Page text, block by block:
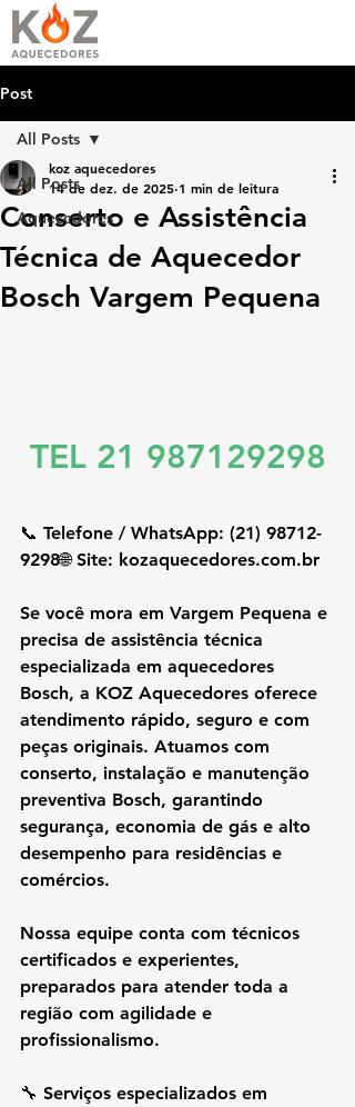
Post
All Posts
Aquecedores
All Posts
Conserto e Assistência
Técnica de Aquecedor
Bosch Vargem Pequena
koz aquecedores
14 de dez. de 2025 1 min de leitura
TEL 21 987129298
📞 Telefone / WhatsApp: (21) 98712-
9298🌐 Site: kozaquecedores.com.br
Se você mora em Vargem Pequena e
precisa de assistência técnica
especializada em aquecedores
Bosch, a KOZ Aquecedores oferece
atendimento rápido, seguro e com
peças originais. Atuamos com
conserto, instalação e manutenção
preventiva Bosch, garantindo
segurança, economia de gás e alto
desempenho para residências e
comércios.
Nossa equipe conta com técnicos
certificados e experientes,
preparados para atender toda a
região com agilidade e
profissionalismo.
🔧 Serviços especializados em